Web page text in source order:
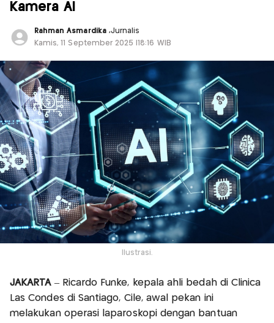
Kamera AI
Rahman Asmardika ,Jurnalis
Kamis, 11 September 2025 |18:16 WIB
Ilustrasi.
JAKARTA– Ricardo Funke, kepala ahli bedah di Clinica
Las Condes di Santiago, Cile, awal pekan ini
melakukan operasi laparoskopi dengan bantuan